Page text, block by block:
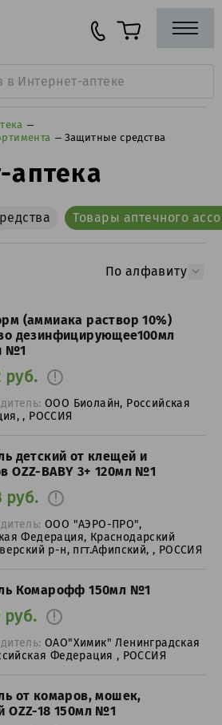
Защитные средства
аптека
Товары аптечного
По алфавиту
(аммиака раствор 10%)
дезинфицирующее100мл
№1
руб.
ООО Биолайн, Российская
, РОССИЯ
детский от клещей и
OZZ-BABY 3+ 120мл №1
руб.
ООО "АЭРО-ПРО",
Федерация, Краснодарский
р-н, пгт.Афипский, , РОССИЯ
Комарофф 150мл №1
руб.
ОАО"Химик" Ленинградская
Федерация , РОССИЯ
от комаров, мошек,
OZZ-18 150мл №1